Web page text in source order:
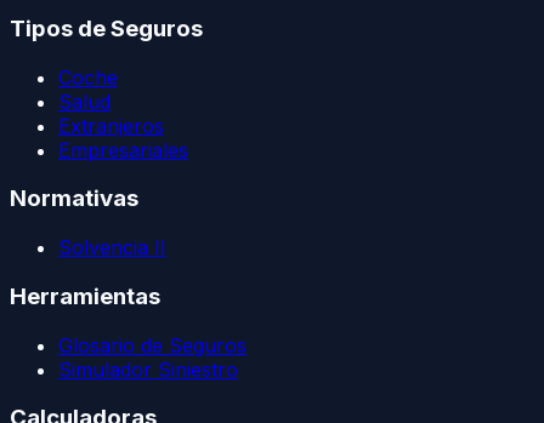
Tipos de Seguros
Coche
Salud
Extranjeros
Empresariales
Normativas
Solvencia II
Herramientas
Glosario de Seguros
Simulador Siniestro